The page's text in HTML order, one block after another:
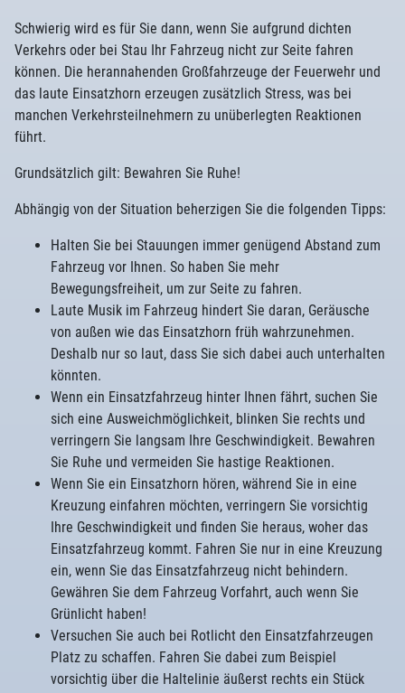
Schwierig wird es für Sie dann, wenn Sie aufgrund dichten
Verkehrs oder bei Stau Ihr Fahrzeug nicht zur Seite fahren
können. Die herannahenden Großfahrzeuge der Feuerwehr und
das laute Einsatzhorn erzeugen zusätzlich Stress, was bei
manchen Verkehrsteilnehmern zu unüberlegten Reaktionen
führt.
Grundsätzlich gilt: Bewahren Sie Ruhe!
Abhängig von der Situation beherzigen Sie die folgenden Tipps:
Halten Sie bei Stauungen immer genügend Abstand zum
Fahrzeug vor Ihnen. So haben Sie mehr
Bewegungsfreiheit, um zur Seite zu fahren.
Laute Musik im Fahrzeug hindert Sie daran, Geräusche
von außen wie das Einsatzhorn früh wahrzunehmen.
Deshalb nur so laut, dass Sie sich dabei auch unterhalten
könnten.
Wenn ein Einsatzfahrzeug hinter Ihnen fährt, suchen Sie
sich eine Ausweichmöglichkeit, blinken Sie rechts und
verringern Sie langsam Ihre Geschwindigkeit. Bewahren
Sie Ruhe und vermeiden Sie hastige Reaktionen.
Wenn Sie ein Einsatzhorn hören, während Sie in eine
Kreuzung einfahren möchten, verringern Sie vorsichtig
Ihre Geschwindigkeit und finden Sie heraus, woher das
Einsatzfahrzeug kommt. Fahren Sie nur in eine Kreuzung
ein, wenn Sie das Einsatzfahrzeug nicht behindern.
Gewähren Sie dem Fahrzeug Vorfahrt, auch wenn Sie
Grünlicht haben!
Versuchen Sie auch bei Rotlicht den Einsatzfahrzeugen
Platz zu schaffen. Fahren Sie dabei zum Beispiel
vorsichtig über die Haltelinie äußerst rechts ein Stück